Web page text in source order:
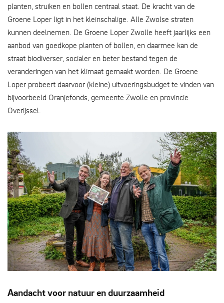
planten, struiken en bollen centraal staat. De kracht van de
Groene Loper ligt in het kleinschalige. Alle Zwolse straten
kunnen deelnemen. De Groene Loper Zwolle heeft jaarlijks een
aanbod van goedkope planten of bollen, en daarmee kan de
straat biodiverser, socialer en beter bestand tegen de
veranderingen van het klimaat gemaakt worden. De Groene
Loper probeert daarvoor (kleine) uitvoeringsbudget te vinden van
bijvoorbeeld Oranjefonds, gemeente Zwolle en provincie
Overijssel.
Aandacht voor natuur en duurzaamheid